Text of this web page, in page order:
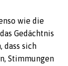
wie die
Gedächtnis
dass sich
Stimmungen